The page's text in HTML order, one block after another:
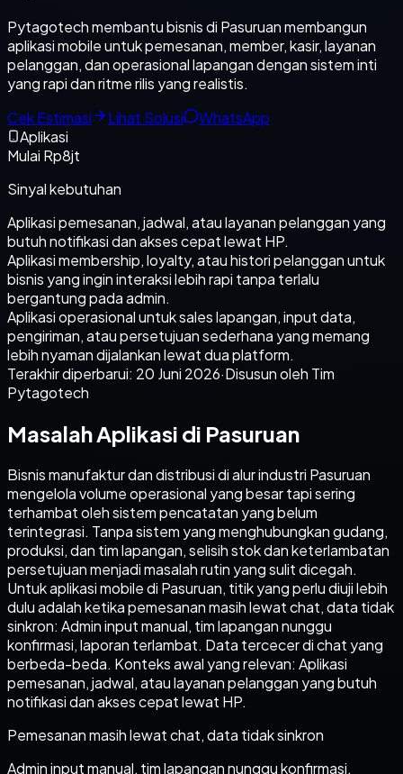
Pytagotech membantu bisnis di Pasuruan membangun
aplikasi mobile untuk pemesanan, member, kasir, layanan
pelanggan, dan operasional lapangan dengan sistem inti
yang rapi dan ritme rilis yang realistis.
Cek Estimasi
Lihat Solusi
WhatsApp
Aplikasi
Mulai Rp8jt
Sinyal kebutuhan
Aplikasi pemesanan, jadwal, atau layanan pelanggan yang
butuh notifikasi dan akses cepat lewat HP.
Aplikasi membership, loyalty, atau histori pelanggan untuk
bisnis yang ingin interaksi lebih rapi tanpa terlalu
bergantung pada admin.
Aplikasi operasional untuk sales lapangan, input data,
pengiriman, atau persetujuan sederhana yang memang
lebih nyaman dijalankan lewat dua platform.
Terakhir diperbarui: 20 Juni 2026·Disusun oleh Tim
Pytagotech
Masalah Aplikasi di Pasuruan
Bisnis manufaktur dan distribusi di alur industri Pasuruan
mengelola volume operasional yang besar tapi sering
terhambat oleh sistem pencatatan yang belum
terintegrasi. Tanpa sistem yang menghubungkan gudang,
produksi, dan tim lapangan, selisih stok dan keterlambatan
persetujuan menjadi masalah rutin yang sulit dicegah.
Untuk aplikasi mobile di Pasuruan, titik yang perlu diuji lebih
dulu adalah ketika pemesanan masih lewat chat, data tidak
sinkron: Admin input manual, tim lapangan nunggu
konfirmasi, laporan terlambat. Data tercecer di chat yang
berbeda-beda. Konteks awal yang relevan: Aplikasi
pemesanan, jadwal, atau layanan pelanggan yang butuh
notifikasi dan akses cepat lewat HP.
Pemesanan masih lewat chat, data tidak sinkron
Admin input manual, tim lapangan nunggu konfirmasi,